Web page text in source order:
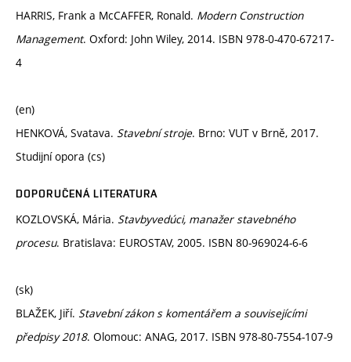
HARRIS, Frank a McCAFFER, Ronald. Modern Construction
Management. Oxford: John Wiley, 2014. ISBN 978-0-470-67217-
4
(en)
HENKOVÁ, Svatava. Stavební stroje. Brno: VUT v Brně, 2017.
Studijní opora (cs)
DOPORUČENÁ LITERATURA
KOZLOVSKÁ, Mária. Stavbyvedúci, manažer stavebného
procesu. Bratislava: EUROSTAV, 2005. ISBN 80-969024-6-6
(sk)
BLAŽEK, Jiří. Stavební zákon s komentářem a souvisejícími
předpisy 2018. Olomouc: ANAG, 2017. ISBN 978-80-7554-107-9